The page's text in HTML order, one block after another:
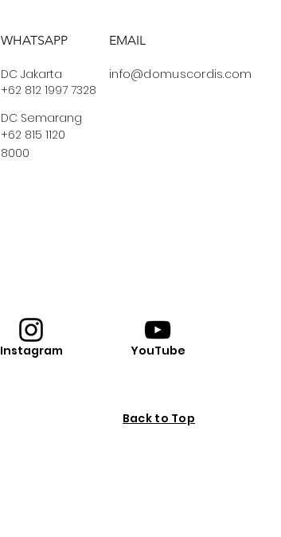
WHATSAPP
+62 812 1997 7328
DC Jakarta
DC Semarang
+62 815 1120
8000
EMAIL
info@domuscordis.com
Instagram YouTube
Back to Top